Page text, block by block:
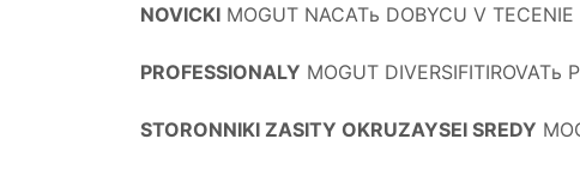
NOVICKI MOGUT NACATь DOBYCU V TECENIE
PROFESSIONALY MOGUT DIVERSIFITIROVATь
STORONNIKI ZASITY OKRUZAYSEI SREDY